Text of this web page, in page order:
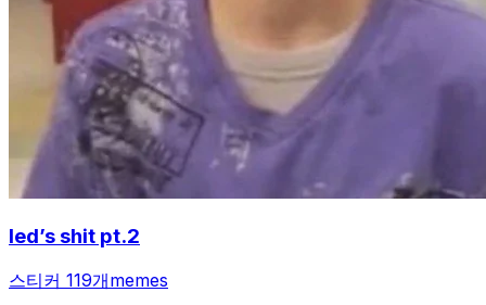
led’s shit pt.2
스티커 119개memes